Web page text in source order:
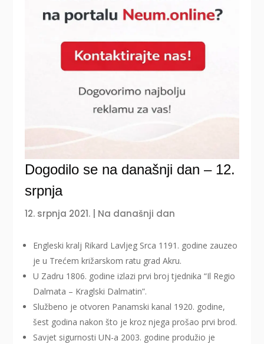
Dogodilo se na današnji dan – 12.
srpnja
12. srpnja 2021. Na današnji dan
Engleski kralj Rikard Lavljeg Srca 1191. godine zauzeo
je u Trećem križarskom ratu grad Akru.
U Zadru 1806. godine izlazi prvi broj tjednika “Il Regio
Dalmata – Kraglski Dalmatin”.
Službeno je otvoren Panamski kanal 1920. godine,
šest godina nakon što je kroz njega prošao prvi brod.
Savjet sigurnosti UN-a 2003. godine produžio je